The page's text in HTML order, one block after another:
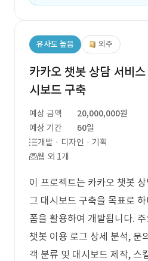
유사도 높음 외주
카카오 챗봇 상담 서비
시보드 구축
예상 금액
20,000,000원
예상 기간
60일
개발 · 디자인 · 기획
웹 외 1개
이 프로젝트는 카카오 챗봇
그 대시보드 구축을 목표로
폼을 활용하여 개발됩니다.
챗봇 이용 로그 상세 분석, 문
객 분류 및 대시보드 제작, 스